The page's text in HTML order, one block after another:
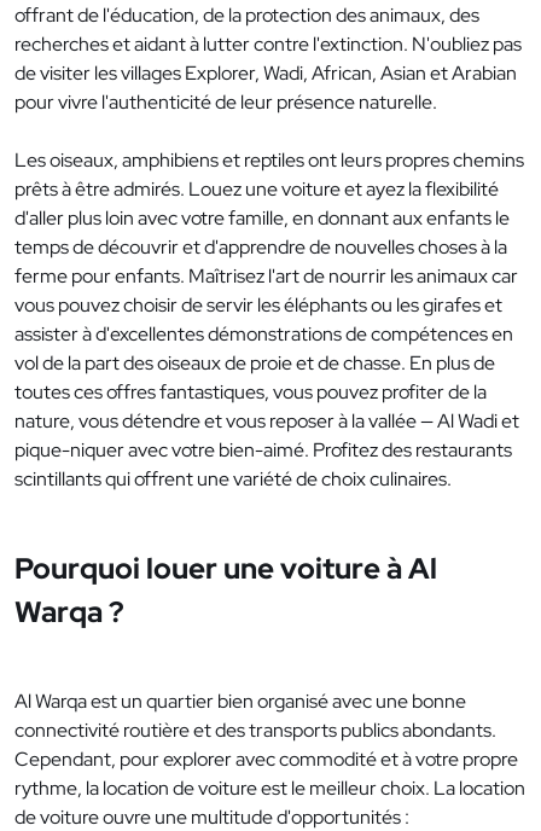
offrant de l'éducation, de la protection des animaux, des
recherches et aidant à lutter contre l'extinction. N'oubliez pas
de visiter les villages Explorer, Wadi, African, Asian et Arabian
pour vivre l'authenticité de leur présence naturelle.
Les oiseaux, amphibiens et reptiles ont leurs propres chemins
prêts à être admirés. Louez une voiture et ayez la flexibilité
d'aller plus loin avec votre famille, en donnant aux enfants le
temps de découvrir et d'apprendre de nouvelles choses à la
ferme pour enfants. Maîtrisez l'art de nourrir les animaux car
vous pouvez choisir de servir les éléphants ou les girafes et
assister à d'excellentes démonstrations de compétences en
vol de la part des oiseaux de proie et de chasse. En plus de
toutes ces offres fantastiques, vous pouvez profiter de la
nature, vous détendre et vous reposer à la vallée — Al Wadi et
pique-niquer avec votre bien-aimé. Profitez des restaurants
scintillants qui offrent une variété de choix culinaires.
Pourquoi louer une voiture à Al
Warqa ?
Al Warqa est un quartier bien organisé avec une bonne
connectivité routière et des transports publics abondants.
Cependant, pour explorer avec commodité et à votre propre
rythme, la location de voiture est le meilleur choix. La location
de voiture ouvre une multitude d'opportunités :